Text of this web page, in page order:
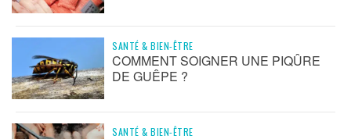
SANTÉ & BIEN-ÊTRE
COMMENT SOIGNER UNE PIQÛRE
DE GUÊPE ?
SANTÉ & BIEN-ÊTRE